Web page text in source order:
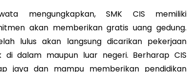
mengungkapkan, SMK CIS memiliki
akan memberikan gratis uang gedung.
lulus akan langsung dicarikan pekerjaan
di dalam maupun luar negeri. Berharap CIS
jaya dan mampu memberikan pendidikan